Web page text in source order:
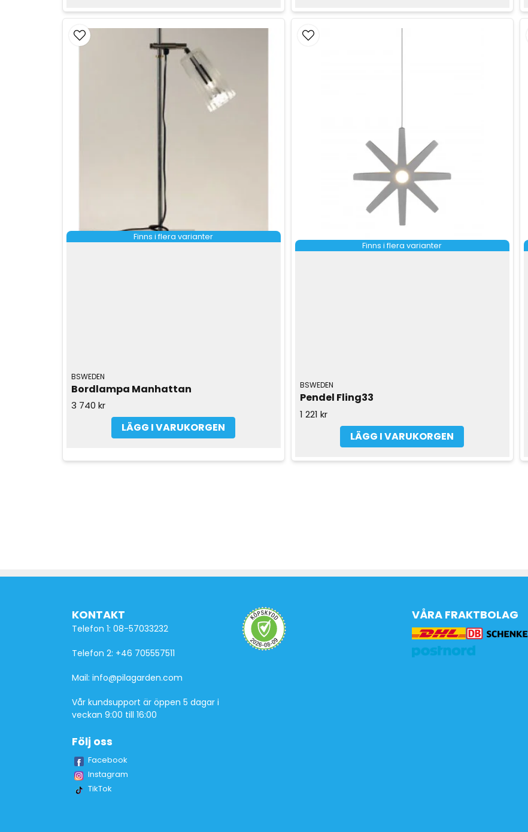
Finns i flera varianter
BSWEDEN
Bordlampa Manhattan
3 740 kr
LÄGG I VARUKORGEN
Finns i flera varianter
BSWEDEN
Pendel Fling33
1 221 kr
LÄGG I VARUKORGEN
KONTAKT
Telefon 1: 08-57033232
Telefon 2: +46 705557511
Mail: info@pilagarden.com
Vår kundsupport är öppen 5 dagar i
veckan 9:00 till 16:00
VÅRA FRAKTBOLAG
Följ oss
Facebook
Instagram
TikTok